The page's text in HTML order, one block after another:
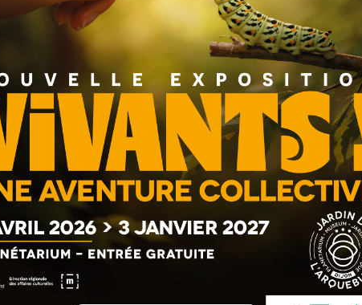
», présentée par Nagui sur France 2, sera de nouveau à
!
française et avez envie de passer une folle après-
France 2 via ce lien :